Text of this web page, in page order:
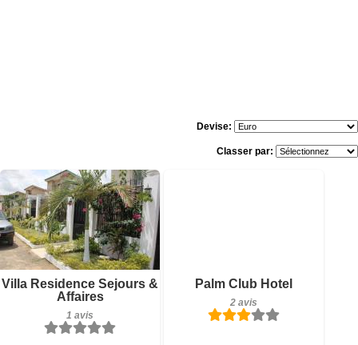
Devise:
Classer par:
Villa Residence Sejours &
Affaires
1 avis
1 avis
Détails
Palm Club Hotel
2 avis